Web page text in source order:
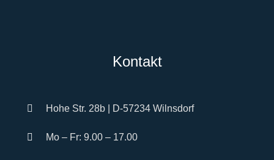
Kontakt
Hohe Str. 28b | D-57234 Wilnsdorf
Mo – Fr: 9.00 – 17.00